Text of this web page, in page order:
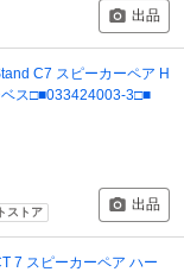
出品
C7 スピーカーペア H
ス□■033424003-3□■
ストア 出品
7 スピーカーペア ハー